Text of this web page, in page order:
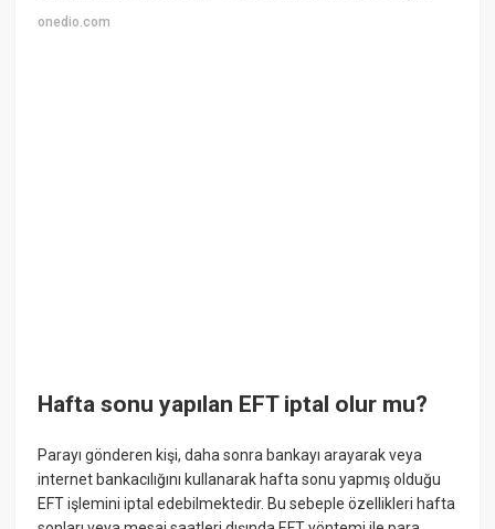
onedio.com
Hafta sonu yapılan EFT iptal olur mu?
Parayı gönderen kişi, daha sonra bankayı arayarak veya
internet bankacılığını kullanarak hafta sonu yapmış olduğu
EFT işlemini iptal edebilmektedir. Bu sebeple özellikleri hafta